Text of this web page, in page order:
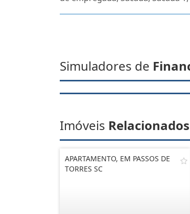
Simuladores de
Imóveis Relacionados
APARTAMENTO, EM PASSOS DE
TORRES SC